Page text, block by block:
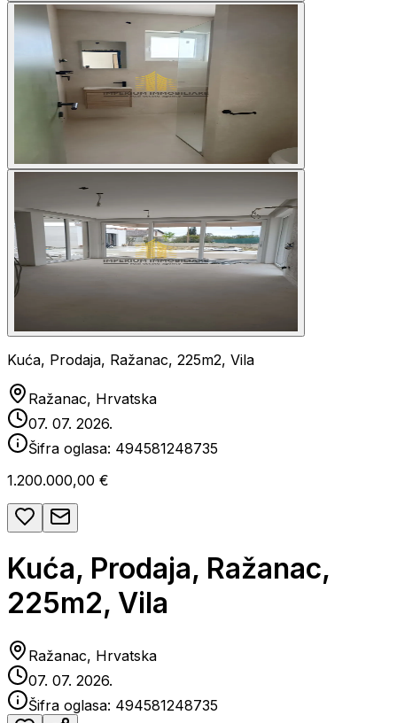
Kuća, Prodaja, Ražanac, 225m2, Vila
Ražanac, Hrvatska
07. 07. 2026.
Šifra oglasa: 494581248735
1.200.000,00 €
Kuća, Prodaja, Ražanac,
225m2, Vila
Ražanac, Hrvatska
07. 07. 2026.
Šifra oglasa: 494581248735